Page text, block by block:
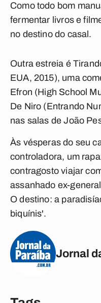
Como todo bom
fermentar livros e
no destino do casal.
Outra estreia é
EUA, 2015), uma
Efron (High School
De Niro (Entrando
nas salas de João
Às vésperas do seu
controladora, um
contragosto viajar
assanhado ex-
O destino: a
biquínis'.
Jornal